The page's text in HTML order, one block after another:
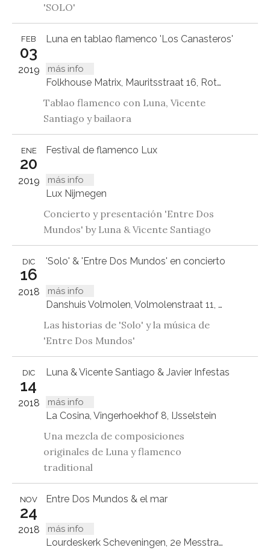
'SOLO'
Luna en tablao flamenco 'Los Canasteros'
más info
FEB
03
2019
Folkhouse Matrix, Mauritsstraat 16, Rotterdam
Tablao flamenco con Luna, Vicente
Santiago y bailaora
Festival de flamenco Lux
más info
ENE
20
2019
Lux Nijmegen
Concierto y presentación 'Entre Dos
Mundos' by Luna & Vicente Santiago
'Solo' & 'Entre Dos Mundos' en concierto
más info
DIC
16
2018
Danshuis Volmolen, Volmolenstraat 11, Maaseik (Opoeteren), België
Las historias de 'Solo' y la música de
'Entre Dos Mundos'
Luna & Vicente Santiago & Javier Infestas
más info
DIC
14
2018
La Cosina, Vingerhoekhof 8, IJsselstein
Una mezcla de composiciones
originales de Luna y flamenco
traditional
Entre Dos Mundos & el mar
más info
NOV
24
2018
Lourdeskerk Scheveningen, 2e Messtraat 108, Den Haag